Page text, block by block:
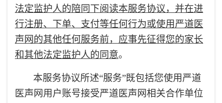
法定监护人的陪同下阅读本服务协议，并在进
行注册、下单、支付等任何行为或使用严道医
声网的其他任何服务前，应事先征得您的家长
和其他法定监护人的同意。
本服务协议所述“服务”既包括您使用严道
医声网用户账号接受严道医声网相关合作单位